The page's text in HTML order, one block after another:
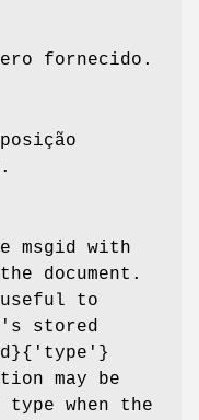
fornecido.
msgid with
document.
to
stored
may be
when the